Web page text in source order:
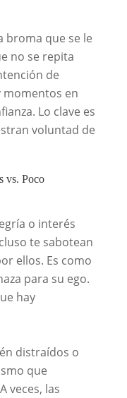
broma que se le
no se repita
de
en
Lo clave es
voluntad de
vs. Poco
o interés
te sabotean
ellos. Es como
para su ego.
hay
distraídos o
que
veces, las